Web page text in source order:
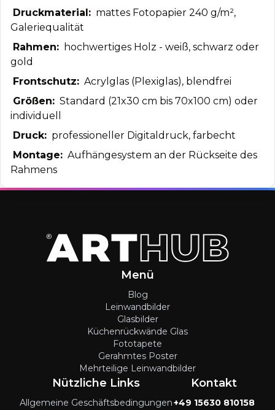
Druckmaterial: mattes Fotopapier 240 g/m²,
Galeriequalität
Rahmen: hochwertiges Holz - weiß, schwarz oder
gold
Frontschutz: Acrylglas (Plexiglas), blendfrei
Größen: Standard (21x30 cm bis 70x100 cm) oder
individuell
Druck: professioneller Digitaldruck, farbecht
Montage: Aufhängesystem an der Rückseite des
Rahmens
Menü
Blog
Leinwandbilder
Glasbilder
Küchenrückwände Glas
Fototapete
Gerahmtes Poster
Mehrteilige Leinwandbilder
Nützliche Links
Allgemeine Geschäftsbedingungen
Kontakt
+49 15630 810158